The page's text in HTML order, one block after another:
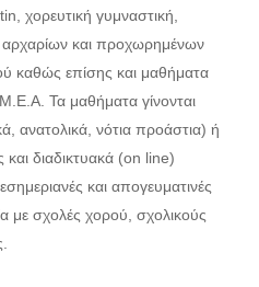
χορευτική γυμναστική,
αρχαρίων και προχωρημένων
καθώς επίσης και μαθήματα
Τα μαθήματα γίνονται
ανατολικά, νότια προάστια) ή
διαδικτυακά (on line)
και απογευματινές
με σχολές χορού, σχολικούς